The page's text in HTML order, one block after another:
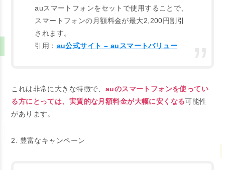
auスマートフォンをセットで使用することで、
スマートフォンの月額料金が最大2,200円割引
されます。
引用： au公式サイト – auスマートバリュー
これは非常に大きな特徴で、 auのスマートフォンを使ってい
る方にとっては、実質的な月額料金が大幅に安くなる可能性
があります。
2. 豊富なキャンペーン